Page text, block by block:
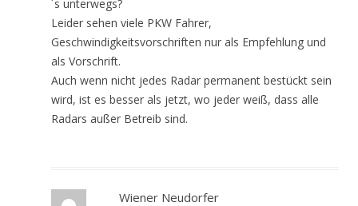
´s unterwegs?
Leider sehen viele PKW Fahrer,
Geschwindigkeitsvorschriften nur als Empfehlung und
als Vorschrift.
Auch wenn nicht jedes Radar permanent bestückt sein
wird, ist es besser als jetzt, wo jeder weiß, dass alle
Radars außer Betreib sind.
Wiener Neudorfer